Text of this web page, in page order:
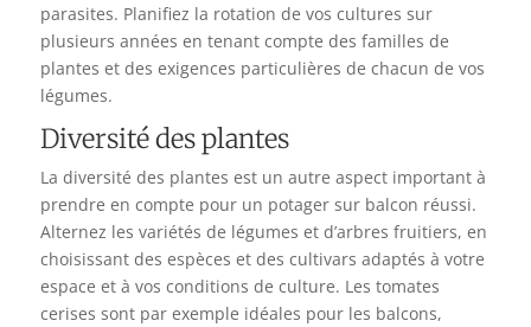
parasites. Planifiez la rotation de vos cultures sur
plusieurs années en tenant compte des familles de
plantes et des exigences particulières de chacun de vos
légumes.
Diversité des plantes
La diversité des plantes est un autre aspect important à
prendre en compte pour un potager sur balcon réussi.
Alternez les variétés de légumes et d’arbres fruitiers, en
choisissant des espèces et des cultivars adaptés à votre
espace et à vos conditions de culture. Les tomates
cerises sont par exemple idéales pour les balcons,